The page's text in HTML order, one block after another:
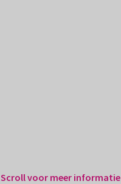
Scroll voor meer informatie